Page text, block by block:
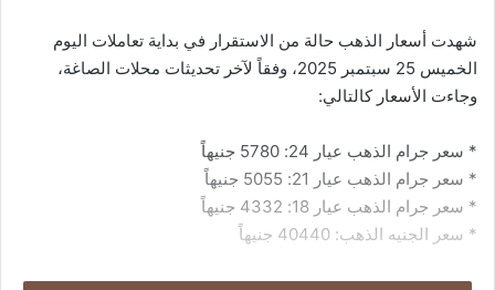
شهدت أسعار الذهب حالة من الاستقرار في بداية تعاملات اليوم
الخميس 25 سبتمبر 2025، وفقاً لآخر تحديثات محلات الصاغة،
وجاءت الأسعار كالتالي:
* سعر جرام الذهب عيار 24: 5780 جنيهاً
* سعر جرام الذهب عيار 21: 5055 جنيهاً
* سعر جرام الذهب عيار 18: 4332 جنيهاً
* سعر الجنيه الذهب: 40440 جنيهاً